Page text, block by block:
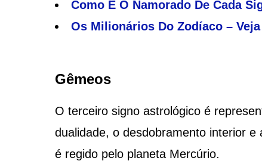
Como É O Namorado De Cada
Os Milionários Do Zodíaco –
Gêmeos
O terceiro signo astrológico é
dualidade, o desdobramento interior
é regido pelo planeta Mercúrio.